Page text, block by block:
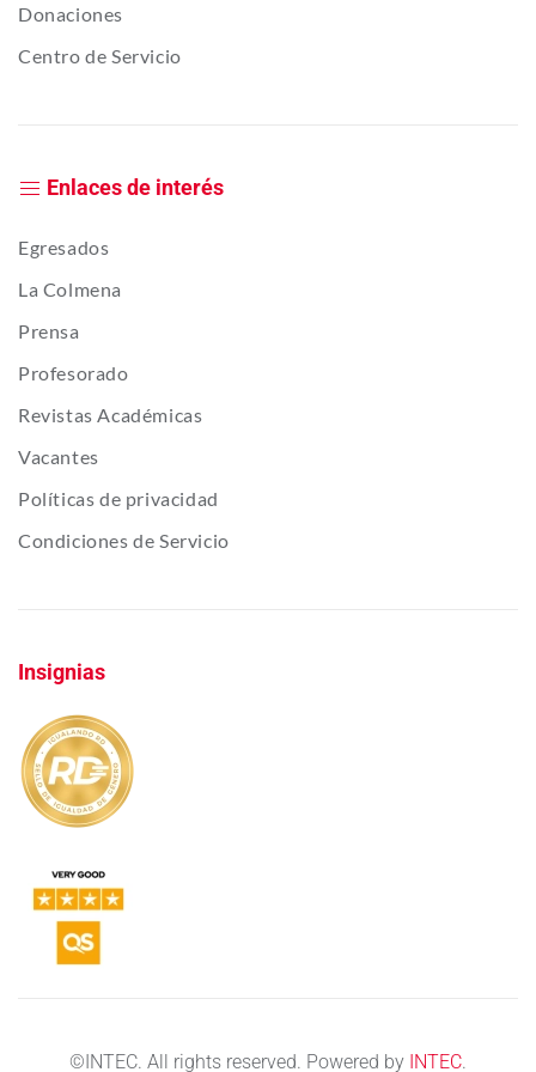
Donaciones
Centro de Servicio
Enlaces de interés
Egresados
La Colmena
Prensa
Profesorado
Revistas Académicas
Vacantes
Políticas de privacidad
Condiciones de Servicio
Insignias
©INTEC. All rights reserved. Powered by INTEC.